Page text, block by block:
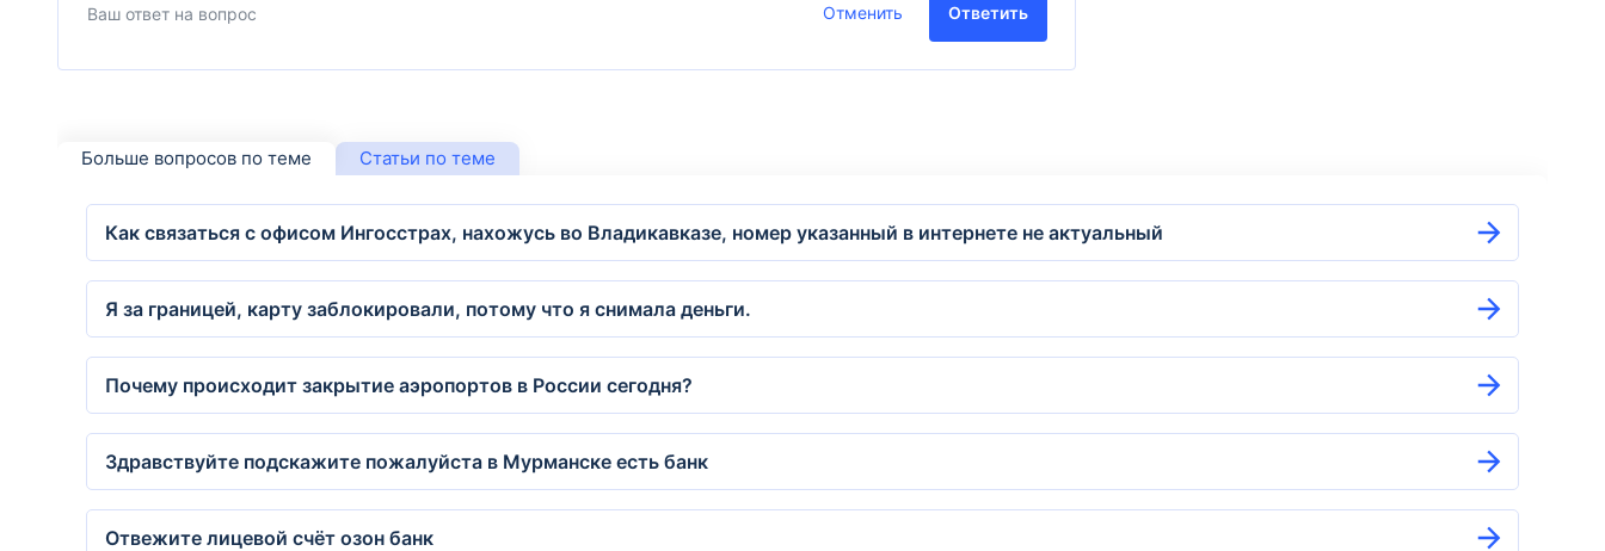
Отменить Ответить
Больше вопросов по теме Статьи по теме
Как связаться с офисом Ингосстрах, нахожусь во Владикавказе, номер указанный в интернете не актуальный
Я за границей, карту заблокировали, потому что я снимала деньги.
Почему происходит закрытие аэропортов в России сегодня?
Здравствуйте подскажите пожалуйста в Мурманске есть банк
Отвежите лицевой счёт озон банк